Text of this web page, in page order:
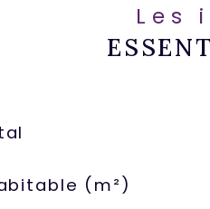
Les
Valeurs
(m²)